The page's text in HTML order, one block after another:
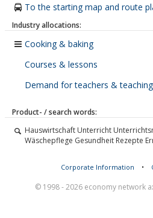
To the starting map and route
Industry allocations:
Cooking & baking
Courses & lessons
Demand for teachers &
Product- / search words:
Hauswirtschaft Unterricht
Wäschepflege Gesundheit Rezepte
Corporate Information •
© 1998 - 2026 economy network